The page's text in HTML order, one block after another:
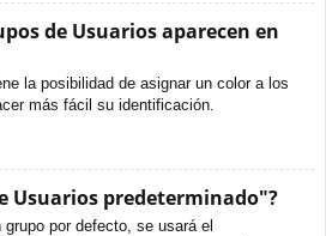
de Usuarios aparecen en
la posibilidad de asignar un color a los
más fácil su identificación.
Usuarios predeterminado"?
por defecto, se usará el